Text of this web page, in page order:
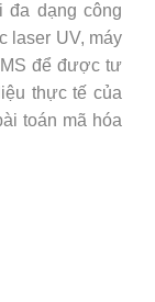
đa dạng công
laser UV, máy
để được tư
thực tế của
toán mã hóa